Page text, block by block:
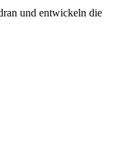
und entwickeln die